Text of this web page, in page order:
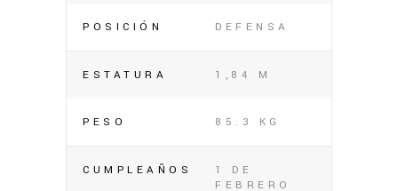
POSICIÓN DEFENSA
ESTATURA 1,84 M
PESO 85.3 KG
CUMPLEAÑOS
1 DE
FEBRERO